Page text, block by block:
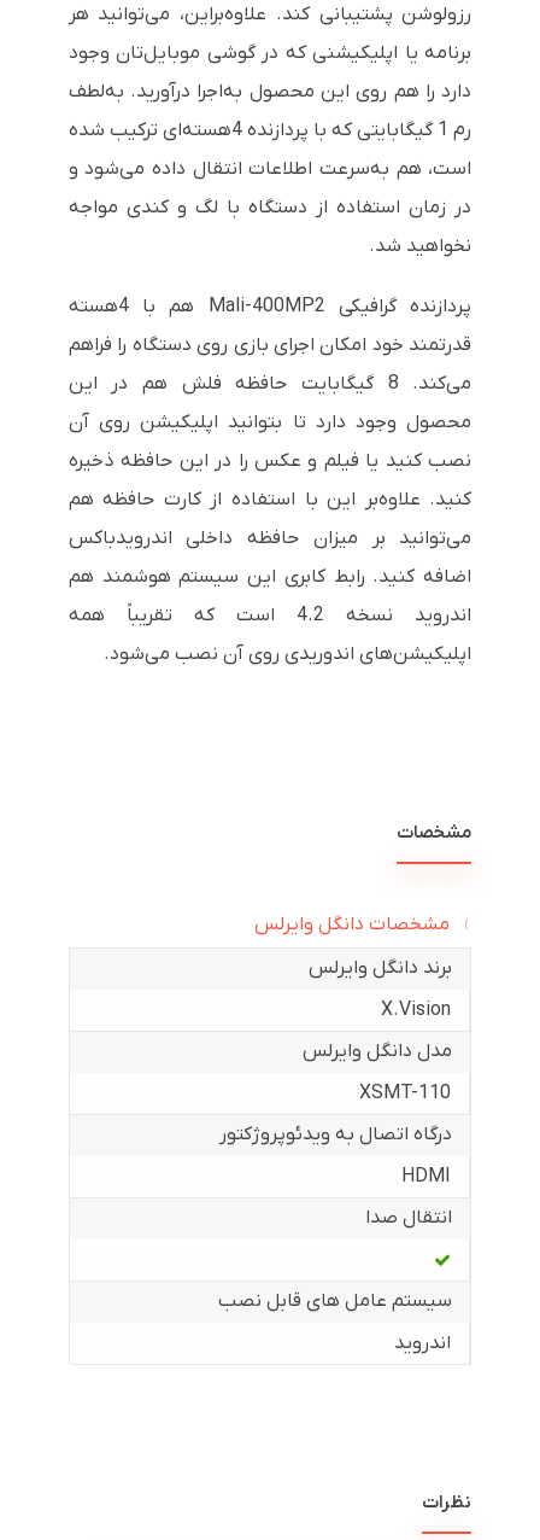
رزولوشن پشتیبانی کند. علاوه‌براین، می‌توانید هر
برنامه یا اپلیکیشنی که در گوشی موبایل‌تان وجود
دارد را هم روی این محصول به‌اجرا درآورید. به‌لطف
رم 1 گیگابایتی که با پردازنده 4هسته‌ای ترکیب شده
است، هم به‌سرعت اطلاعات انتقال داده می‌شود و
در زمان استفاده از دستگاه با لگ و کندی مواجه
نخواهید شد.
پردازنده گرافیکی Mali-400MP2 هم با 4هسته
قدرتمند خود امکان اجرای بازی روی دستگاه را فراهم
می‌کند. 8 گیگابایت حافظه فلش هم در این
محصول وجود دارد تا بتوانید اپلیکیشن روی آن
نصب کنید یا فیلم و عکس را در این حافظه ذخیره
کنید. علاوه‌بر این با استفاده از کارت حافظه هم
می‌توانید بر میزان حافظه داخلی اندرویدباکس
اضافه کنید. رابط کابری این سیستم هوشمند هم
اندروید نسخه 4.2 است که تقریباً همه
اپلیکیشن‌های اندوریدی روی آن نصب می‌شود.
مشخصات
مشخصات دانگل وایرلس
برند دانگل وایرلس
X.Vision
مدل دانگل وایرلس
XSMT-110
درگاه اتصال به ویدئوپروژکتور
HDMI
انتقال صدا
سیستم عامل های قابل نصب
اندروید
نظرات